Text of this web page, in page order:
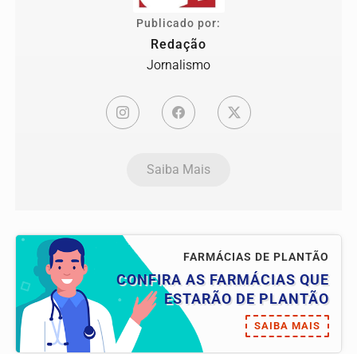
Publicado por:
Redação
Jornalismo
Saiba Mais
FARMÁCIAS DE PLANTÃO
CONFIRA AS FARMÁCIAS QUE
ESTARÃO DE PLANTÃO
SAIBA MAIS